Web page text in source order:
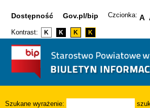
Dostępność Gov.pl/bip Czcionka: A
Kontrast: K K K K
Szukane wyrażenie: